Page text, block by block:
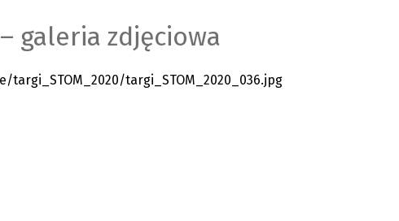
galeria zdjęciowa